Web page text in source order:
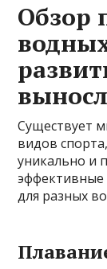
Обзор
Существует
видов
уникально и
эффективные
для разных